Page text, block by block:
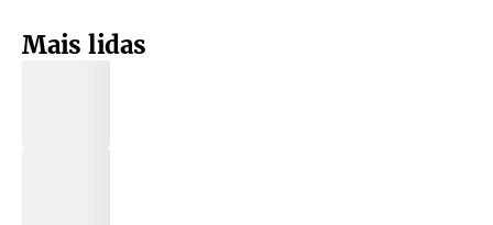
Mais lidas